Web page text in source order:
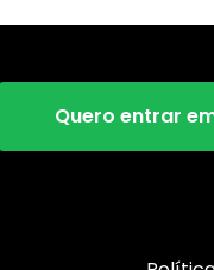
Quero entrar